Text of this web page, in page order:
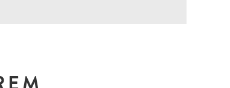
Natürlich strukturiert